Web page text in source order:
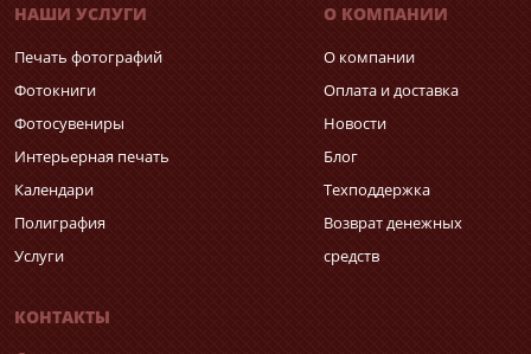
НАШИ УСЛУГИ
Печать фотографий
Фотокниги
Фотосувениры
Интерьерная печать
Календари
Полиграфия
Услуги
О КОМПАНИИ
О компании
Оплата и доставка
Новости
Блог
Техподдержка
Возврат денежных
средств
КОНТАКТЫ